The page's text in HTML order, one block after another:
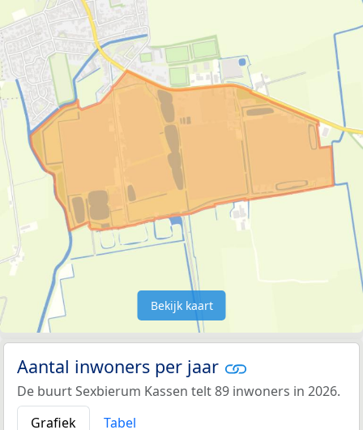
Bekijk kaart
Aantal inwoners per jaar
De buurt Sexbierum Kassen telt 89 inwoners in 2026.
Grafiek
Tabel